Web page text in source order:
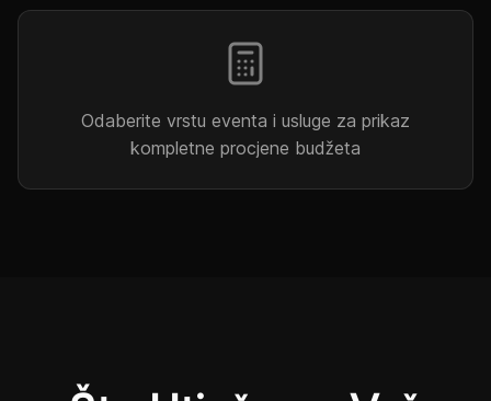
Odaberite vrstu eventa i usluge za prikaz
kompletne procjene budžeta